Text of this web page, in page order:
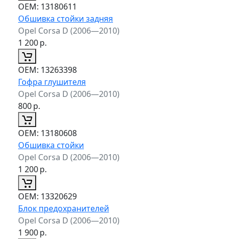
ОЕМ: 13180611
Обшивка стойки задняя
Opel Corsa D (2006—2010)
1 200р.
ОЕМ: 13263398
Гофра глушителя
Opel Corsa D (2006—2010)
800р.
ОЕМ: 13180608
Обшивка стойки
Opel Corsa D (2006—2010)
1 200р.
ОЕМ: 13320629
Блок предохранителей
Opel Corsa D (2006—2010)
1 900р.